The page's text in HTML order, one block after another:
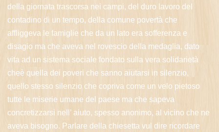
della giornata trascorsa nei campi, del duro lavoro del
contadino di un tempo, della comune povertà che
affliggeva le famiglie che da un lato era sofferenza e
disagio ma che aveva nel rovescio della medaglia, dato
vita ad un sistema sociale fondato sulla vera solidarietà
cheè quella dei poveri che sanno aiutarsi in silenzio,
quello stesso silenzio che copriva come un velo pietoso
tutte le miserie umane del paese ma che sapeva
concretizzarsi nell’ aiuto, spesso anonimo, al vicino che ne
aveva bisogno. Parlare della chiesetta vul dire ricordare